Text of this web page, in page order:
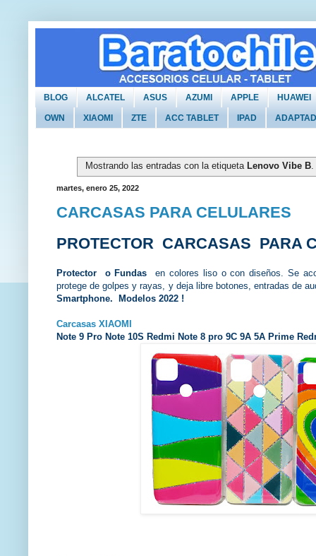
BLOG ALCATEL ASUS AZUMI APPLE HUAWEI
OWN XIAOMI ZTE ACC TABLET IPAD
Mostrando las entradas con la etiqueta Lenovo Vibe B.
martes, enero 25, 2022
CARCASAS PARA CELULARES
PROTECTOR CARCASAS PARA
Protector o Fundas
en colores liso o con diseños. Se
protege de golpes y rayas, y deja libre botones, entradas de
Smartphone. Modelos 2022 !
Carcasas XIAOMI
Note 9 Pro Note 10S Redmi Note 8 pro 9C 9A 5A Prime